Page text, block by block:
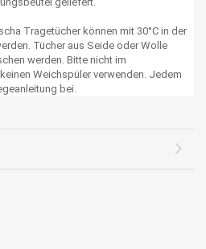
Tragetücher können mit 30°C in der
Tücher aus Seide oder Wolle
werden. Bitte nicht im
Weichspüler verwenden. Jedem
bei.